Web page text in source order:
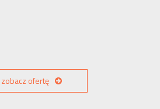
zobacz ofertę